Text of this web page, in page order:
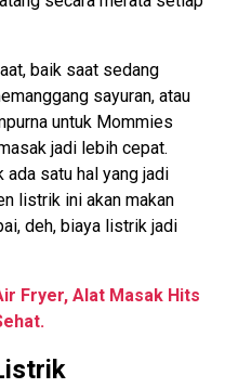
baik saat sedang
sayuran, atau
untuk Mommies
jadi lebih cepat.
satu hal yang jadi
listrik ini akan makan
deh, biaya listrik jadi
Fryer, Alat Masak Hits